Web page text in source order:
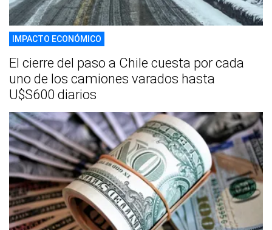
IMPACTO ECONÓMICO
El cierre del paso a Chile cuesta por cada
uno de los camiones varados hasta
U$S600 diarios